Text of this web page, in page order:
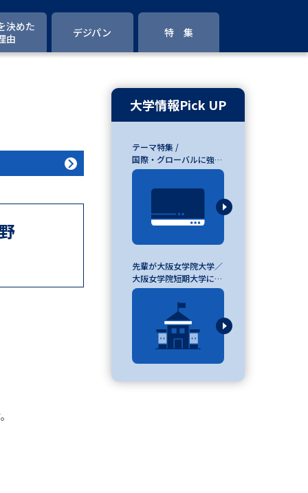
大学検索
デジタルパンフレット
（高3生用）
資料検索
決めた
由
デジパン 特 集
大学情報Pick UP
テーマ特集 /
国際・グローバルに強い
大学特集
先輩が大阪女学院大学／
大阪女学院短期大学に入
学を決めた理由